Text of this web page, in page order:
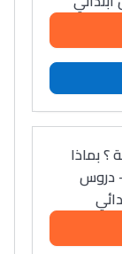
؟ بماذا
– دروس